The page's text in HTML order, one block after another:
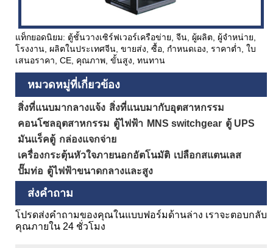
แท็กยอดนิยม: ตู้ชั้นวางเซิร์ฟเวอร์เครือข่าย, จีน, ผู้ผลิต, ผู้จำหน่าย,
โรงงาน, ผลิตในประเทศจีน, ขายส่ง, ซื้อ, กำหนดเอง, ราคาต่ำ, ใบ
เสนอราคา, CE, คุณภาพ, ขั้นสูง, ทนทาน
หมวดหมู่ที่เกี่ยวข้อง
สิ่งที่แนบมากลางแจ้ง สิ่งที่แนบมากับอุตสาหกรรม
คอนโซลอุตสาหกรรม ตู้ไฟฟ้า MNS switchgear ตู้ UPS
มันแร็คตู้ กล่องแจกจ่าย
เครื่องกระตุ้นหัวใจภายนอกอัตโนมัติ เปลือกสแตนเลส
ปั๊มท่อ ตู้ไฟฟ้าขนาดกลางและสูง
ส่งคำถาม
โปรดส่งคำถามของคุณในแบบฟอร์มด้านล่าง เราจะตอบกลับ
คุณภายใน 24 ชั่วโมง